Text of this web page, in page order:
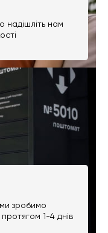
надішліть нам
зробимо
1-4 днів